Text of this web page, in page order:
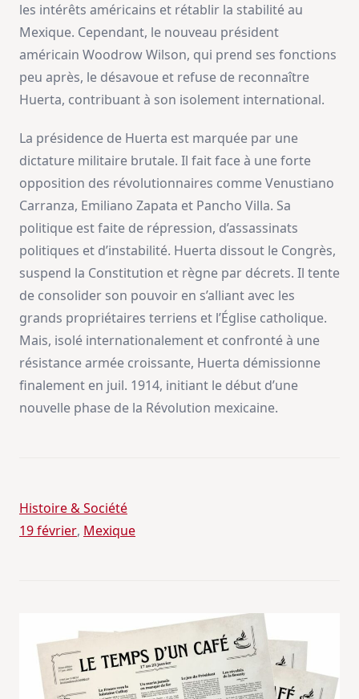
les intérêts américains et rétablir la stabilité au
Mexique. Cependant, le nouveau président
américain Woodrow Wilson, qui prend ses fonctions
peu après, le désavoue et refuse de reconnaître
Huerta, contribuant à son isolement international.
La présidence de Huerta est marquée par une
dictature militaire brutale. Il fait face à une forte
opposition des révolutionnaires comme Venustiano
Carranza, Emiliano Zapata et Pancho Villa. Sa
politique est faite de répression, d’assassinats
politiques et d’instabilité. Huerta dissout le Congrès,
suspend la Constitution et règne par décrets. Il tente
de consolider son pouvoir en s’alliant avec les
grands propriétaires terriens et l’Église catholique.
Mais, isolé internationalement et confronté à une
résistance armée croissante, Huerta démissionne
finalement en juil. 1914, initiant le début d’une
nouvelle phase de la Révolution mexicaine.
Histoire & Société
19 février, Mexique